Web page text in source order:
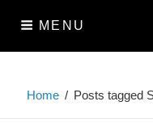
content
MENU
Home / Posts tagged